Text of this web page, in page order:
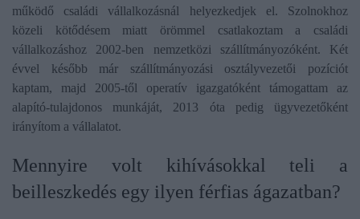
működő családi vállalkozásnál helyezkedjek el. Szolnokhoz
közeli kötődésem miatt örömmel csatlakoztam a családi
vállalkozáshoz 2002-ben nemzetközi szállítmányozóként. Két
évvel később már szállítmányozási osztályvezetői pozíciót
kaptam, majd 2005-től operatív igazgatóként támogattam az
alapító-tulajdonos munkáját, 2013 óta pedig ügyvezetőként
irányítom a vállalatot.
​Mennyire volt kihívásokkal teli a
beilleszkedés egy ilyen férfias ágazatban?